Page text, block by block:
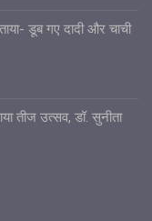
डूब गए दादी और चाची
तीज उत्सव, डॉ. सुनीता